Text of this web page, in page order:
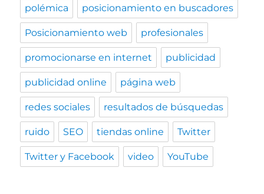
polémica posicionamiento en buscadores
Posicionamiento web profesionales
promocionarse en internet publicidad
publicidad online página web
redes sociales resultados de búsquedas
ruido SEO tiendas online Twitter
Twitter y Facebook video YouTube